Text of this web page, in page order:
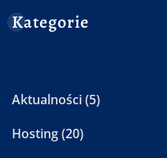
Kategorie
Aktualności(5)
Hosting(20)